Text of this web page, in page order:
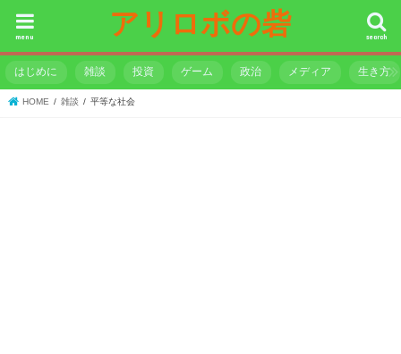
アリロボの砦 search
menu
はじめに 雑談 投資 ゲーム 政治 メディア 生き方
HOME 雑談 平等な社会